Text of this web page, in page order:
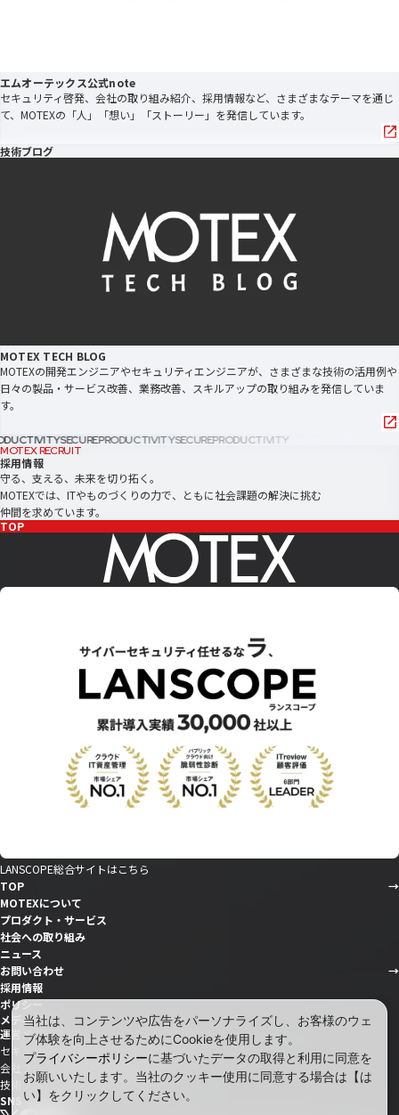
エムオーテックス公式note
セキュリティ啓発、会社の取り組み紹介、採用情報など、さまざまなテーマを通じ
て、MOTEXの「人」「想い」「ストーリー」を発信しています。
技術ブログ
MOTEX TECH BLOG
MOTEXの開発エンジニアやセキュリティエンジニアが、さまざまな技術の活用例や
日々の製品・サービス改善、業務改善、スキルアップの取り組みを発信していま
す。
SECUREPRODUCTIVITYSECUREPRODUCTIVITY
MOTEX RECRUIT
採用情報
守る、支える、未来を切り拓く。
MOTEXでは、ITやものづくりの力で、ともに社会課題の解決に挑む
仲間を求めています。
TOP
LANSCOPE総合サイトはこちら
TOP
MOTEXについて
プロダクト・サービス
社会への取り組み
ニュース
お問い合わせ
採用情報
ポリシー
メディア
運営メディア
セキュリティ情報サイト「wiz LANCOPE」
会社ブログ「MOTEX公式note」
技術ブログ「MOTEX TECH BLOG」
SNS
当社は、コンテンツや広告をパーソナライズし、お客様のウェ
ブ体験を向上させるためにCookieを使用します。
プライバシーポリシーに基づいたデータの取得と利用に同意を
お願いいたします。当社のクッキー使用に同意する場合は【は
い】をクリックしてください。